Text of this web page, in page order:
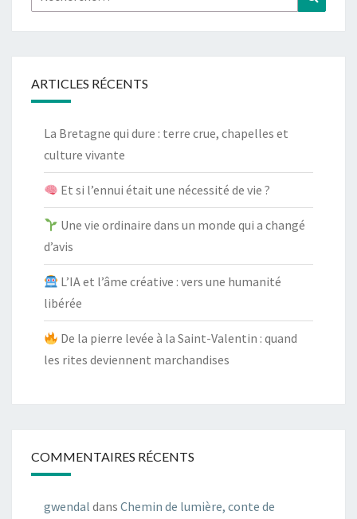
ARTICLES RÉCENTS
La Bretagne qui dure : terre crue, chapelles et
culture vivante
Et si l’ennui était une nécessité de vie ?
Une vie ordinaire dans un monde qui a changé
d’avis
L’IA et l’âme créative : vers une humanité
libérée
De la pierre levée à la Saint-Valentin : quand
les rites deviennent marchandises
COMMENTAIRES RÉCENTS
gwendal dans Chemin de lumière, conte de